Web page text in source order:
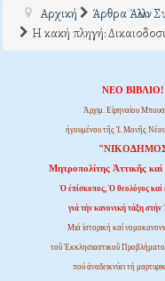
Αρχική Άρθρα Άλλων
Η κακή πληγή:
ΝΕΟ ΒΙΒΛΙΟ!
Ἀρχιμ. Εἰρηναίου
ἡγουμένου τῆς Ἱ. Μονῆς Νέου
Μητροπολίτης Ἀττικῆς
Ὁ ἐπίσκοπος, Ὁ θεολόγος καί
γιά τήν κανονική τάξη
Μιά ἱστορική καί
τοῦ Ἐκκλησιαστικοῦ
πού ἀναδεικνύει τή